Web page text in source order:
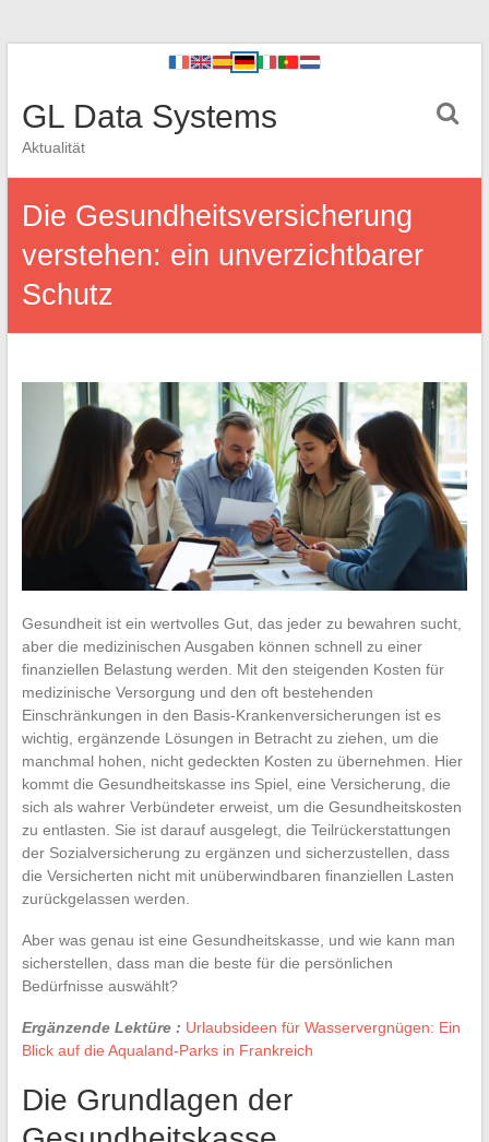
GL Data Systems
Aktualität
Die Gesundheitsversicherung
verstehen: ein unverzichtbarer
Schutz
Gesundheit ist ein wertvolles Gut, das jeder zu bewahren sucht,
aber die medizinischen Ausgaben können schnell zu einer
finanziellen Belastung werden. Mit den steigenden Kosten für
medizinische Versorgung und den oft bestehenden
Einschränkungen in den Basis-Krankenversicherungen ist es
wichtig, ergänzende Lösungen in Betracht zu ziehen, um die
manchmal hohen, nicht gedeckten Kosten zu übernehmen. Hier
kommt die Gesundheitskasse ins Spiel, eine Versicherung, die
sich als wahrer Verbündeter erweist, um die Gesundheitskosten
zu entlasten. Sie ist darauf ausgelegt, die Teilrückerstattungen
der Sozialversicherung zu ergänzen und sicherzustellen, dass
die Versicherten nicht mit unüberwindbaren finanziellen Lasten
zurückgelassen werden.
Aber was genau ist eine Gesundheitskasse, und wie kann man
sicherstellen, dass man die beste für die persönlichen
Bedürfnisse auswählt?
Ergänzende Lektüre : Urlaubsideen für Wasservergnügen: Ein
Blick auf die Aqualand-Parks in Frankreich
Die Grundlagen der